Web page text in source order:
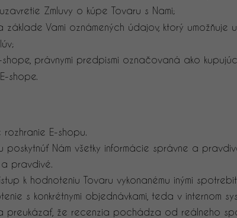
Zmluvy o kúpe Tovaru s Nami;
základe Vami oznámených údajov, ktorý
právnymi predpismi označovaná ako
shope.
E-shopu.
poskytnúť Nám všetky informácie správne a
pravdivé.
k hodnoteniu Tovaru vykonanému inými
s konkrétnymi objednávkami, teda v internom
preukázať, že recenzia pochádza od reálneho